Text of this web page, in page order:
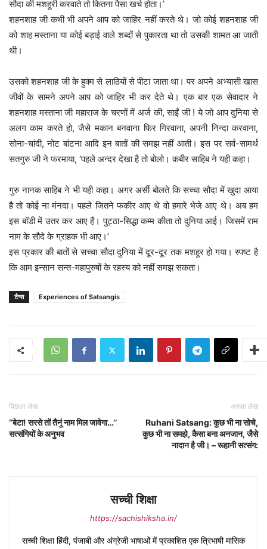
सौदा की मशहूरी करवाते तो कितना पैसा खर्च होता।’
शहनशाह जी कभी भी अपने आप को जाहिर नहीं करते थे। जो कोई शहनशाह जी
को शाह मस्ताना या कोई बड़ाई वाले शब्दों से पुकारता था तो उसकी शामत आ जाती
थी।
उसको शहनशाह जी के हुक्म से लाठियों से पीटा जाता था। पर अपने अभ्यासी खास
जीवों के सामने अपने आप को जाहिर भी कर देते थे। एक बार एक सेवादार ने
शहनशाह मस्ताना जी महाराज के चरणों में अर्ज की, साईं जी ! ये जो आप दुनिया से
अलग काम करते हो, जैसे मकान बनवाना फिर गिरवाना, अपनी निन्दा करवाना,
सोना-चांदी, नोट बांटना आदि इन बातों की समझ नहीं आती। इस पर सर्व-सामर्थ
सतगुरु जी ने फरमाया, ‘पहले अन्दर देखा है तो बोलो। कबीर साहिब ने यही कहा।
गुरु नानक साहिब ने भी यही कहा। अगर अर्सी बोलते कि सच्चा सौदा में खुदा आया
है तो कोई ना मंनदा। पहले जितने फकीर आए थे वो हमारे भेजे आए थे। अब हम
इस बॉडी में उतर कर आए हैं। पुट्ठा-सिद्धा कम्म कीता तो दुनिया आई। जिसमें राम
नाम के सौदे के ग्राहक भी आए।’
इस प्रकार की बातों से सच्चा सौदा दुनिया में दूर-दूर तक मशहूर हो गया। स्पष्ट है
कि आम इन्सान सन्त-महापुरुषों के रहस्य को नहीं समझ सकता।
टैग्स Experiences of Satsangis
पिछला लेख
‘‘बेटा! सरसे तों तैनूं नाम मिल जावेगा…’’
सत्संगियों के अनुभव
अगला लेख
Ruhani Satsang: कुछ भी ना सोचे,
कुछ भी ना समझे, कैसा बना अनजान, जैसे
नादान है जी। – रूहानी सत्संग:
सच्ची शिक्षा
https://sachishiksha.in/
सच्ची शिक्षा हिंदी, पंजाबी और अंग्रेजी भाषाओं में प्रकाशित एक त्रिभाषी मासिक